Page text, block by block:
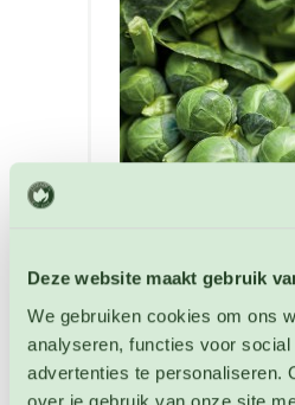
Deze website maakt gebruik
We gebruiken cookies om ons
analyseren, functies voor social
advertenties te personaliseren.
over je gebruik van onze site
Spruitjes Long Island
Spruiten zaden